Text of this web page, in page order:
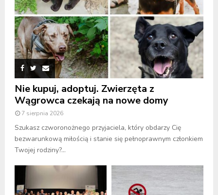
Nie kupuj, adoptuj. Zwierzęta z
Wągrowca czekają na nowe domy
7 sierpnia 2026
Szukasz czworonożnego przyjaciela, który obdarzy Cię
bezwarunkową miłością i stanie się pełnoprawnym członkiem
Twojej rodziny?...